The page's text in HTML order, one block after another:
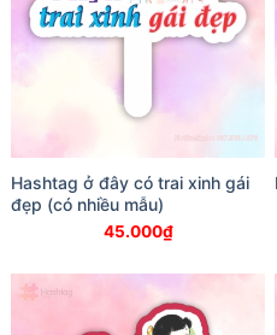
Hashtag ở đây có trai xinh gái
đẹp (có nhiều mẫu)
45.000₫